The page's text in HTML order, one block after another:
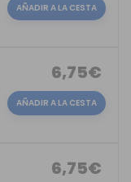
AÑADIR A LA CESTA
6,75€
AÑADIR A LA CESTA
6,75€